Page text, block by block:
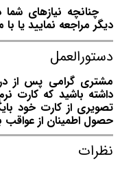
چنانچه نیازهای شما
دیگر مراجعه نمایید یا
دستورالعمل
مشتری گرامی پس از
داشته باشید که کارت
تصویری از کارت خود
حصول اطمینان از عواقب
نظرات